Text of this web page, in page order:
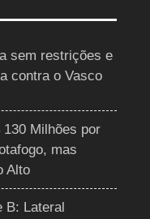
sem restrições e
contra o Vasco
Milhões por
mas
Alto
B: Lateral